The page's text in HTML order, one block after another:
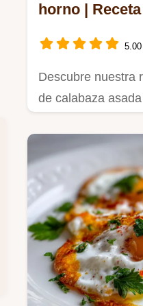
horno | Receta
Descubre nuestra
de calabaza